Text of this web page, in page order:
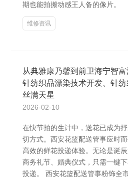
期也能拍搬动感王人备的像片。
维修资讯
从典雅康乃馨到前卫海宁智富
针纺织品漂染技术开发、针
丝满天星
2026-02-10
在快节拍的生计中，送花已成为
切方式。西安花篮配送管事应时而
高效的鲜花投递体验。无论是诞
商务礼节、婚典仪式，只需一键
投递。 西安花篮配送管事粉饰全